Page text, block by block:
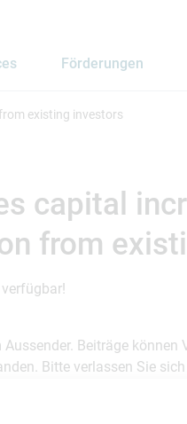
Förderungen
existing investors
capital
from
verfügbar!
Beiträge
Bitte verlassen Sie
auf Ihre News und